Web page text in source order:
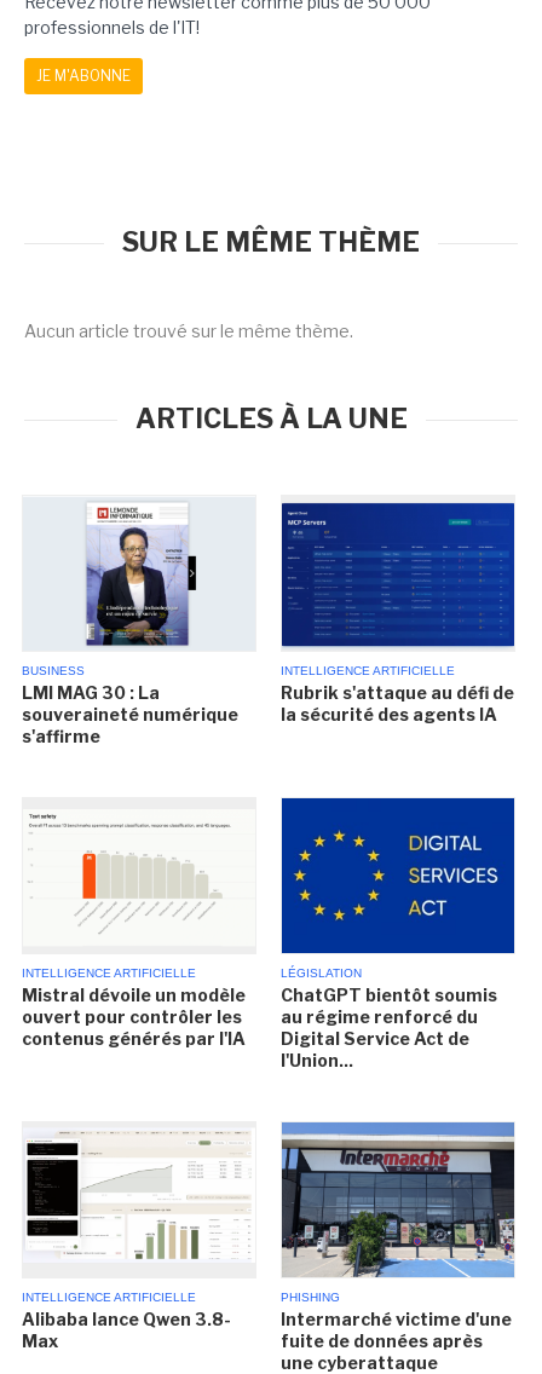
professionnels de l'IT!
JE M'ABONNE
SUR LE MÊME THÈME
Aucun article trouvé sur le même thème.
ARTICLES À LA UNE
BUSINESS
LMI MAG 30 : La
souveraineté numérique
s'affirme
INTELLIGENCE ARTIFICIELLE
Rubrik s'attaque au défi de
la sécurité des agents IA
INTELLIGENCE ARTIFICIELLE
Mistral dévoile un modèle
ouvert pour contrôler les
contenus générés par l'IA
LÉGISLATION
ChatGPT bientôt soumis
au régime renforcé du
Digital Service Act de
l'Union...
INTELLIGENCE ARTIFICIELLE
Alibaba lance Qwen 3.8-
Max
PHISHING
Intermarché victime d'une
fuite de données après
une cyberattaque